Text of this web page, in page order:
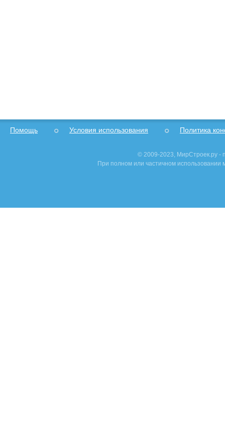
Помощь Условия использования Политика
© 2009-2023, МирСтроек.ру -
При полном или частичном использовании